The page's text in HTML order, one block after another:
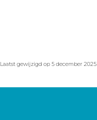
Laatst gewijzigd op 5 december 2025